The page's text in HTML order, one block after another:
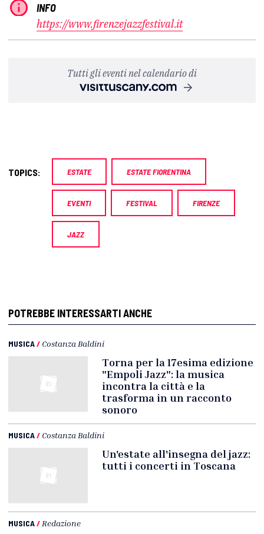
INFO
https://www.firenzejazzfestival.it
Tutti gli eventi nel calendario di
TOPICS: ESTATE ESTATE FIORENTINA
EVENTI FESTIVAL FIRENZE
JAZZ
POTREBBE INTERESSARTI ANCHE
MUSICA/ Costanza Baldini
Torna per la 17esima edizione
"Empoli Jazz": la musica
incontra la città e la
trasforma in un racconto
sonoro
MUSICA/ Costanza Baldini
Un'estate all'insegna del jazz:
tutti i concerti in Toscana
MUSICA/ Redazione